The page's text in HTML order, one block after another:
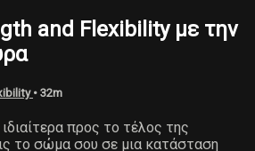
and Flexibility με την
• 32m
προς το τέλος της
το σώμα σου σε μια κατάσταση